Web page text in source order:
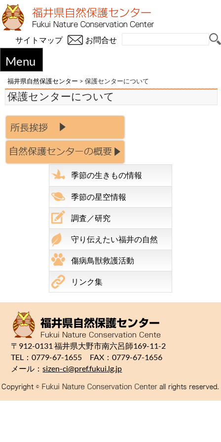
お問合せ
サイトマップ
Menu
福井県自然保護センター > 保護センターについて
保護センターについて
季節の生きもの情報
季節の星空情報
調査／研究
守り伝えたい福井の自然
傷病鳥獣救護活動
リンク集
〒912-0131 福井県大野市南六呂師169-11-2
TEL：0779-67-1655 FAX：0779-67-1656
メール：sizen-ci@pref.fukui.lg.jp